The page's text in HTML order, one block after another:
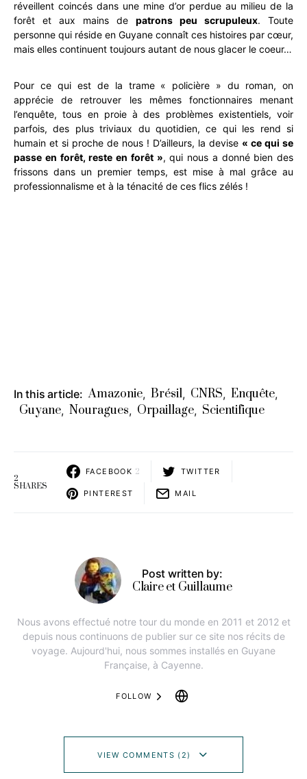
réveillent coincés dans une mine d’or perdue au milieu de la
forêt et aux mains de patrons peu scrupuleux. Toute
personne qui réside en Guyane connaît ces histoires par cœur,
mais elles continuent toujours autant de nous glacer le coeur…
Pour ce qui est de la trame « policière » du roman, on
apprécie de retrouver les mêmes fonctionnaires menant
l’enquête, tous en proie à des problèmes existentiels, voir
parfois, des plus triviaux du quotidien, ce qui les rend si
humain et si proche de nous ! D’ailleurs, la devise « ce qui se
passe en forêt, reste en forêt », qui nous a donné bien des
frissons dans un premier temps, est mise à mal grâce au
professionnalisme et à la ténacité de ces flics zélés !
In this article: Amazonie, Brésil, CNRS, Enquête,
Guyane, Nouragues, Orpaillage, Scientifique
2
SHARES
FACEBOOK 2 TWITTER
PINTEREST MAIL
Post written by:
Claire et Guillaume
Nous avons effectué notre tour du monde en 2011 et 2012 et
depuis nous continuons de publier sur ce site nos récits de
voyage. Aujourd'hui, nous sommes installés en Guyane
Française, à Cayenne.
FOLLOW
VIEW COMMENTS (2)